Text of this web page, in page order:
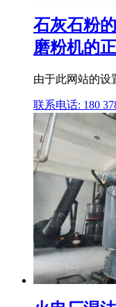
石灰石粉
磨粉机的
由于此网站的设
联系电话: 180